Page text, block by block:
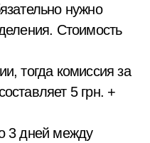
нужно
Стоимость
тогда комиссия за
5 грн. +
3 дней между